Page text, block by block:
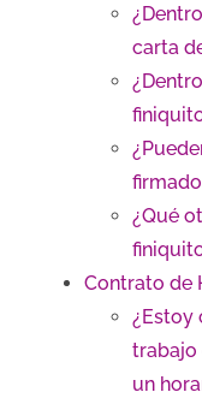
carta
¿Qué
Contrato de
¿Estoy
trabajo
un